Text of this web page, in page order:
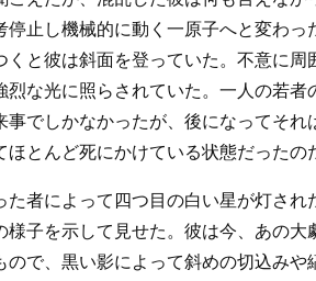
停止し機械的に動く一原子へと変わ
くと彼は斜面を登っていた。不意に
烈な光に照らされていた。一人の若
事でしかなかったが、後になってそ
ほとんど死にかけている状態だったの
た者によって四つ目の白い星が灯さ
様子を示して見せた。彼は今、あの
ので、黒い影によって斜めの切込み